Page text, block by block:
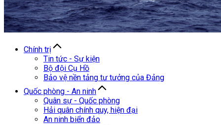
Chính trị
Tin tức - Sự kiện
Bộ đội Cụ Hồ
Bảo vệ nền tảng tư tưởng của Đảng
Quốc phòng - An ninh
Quân sự - Quốc phòng
Hải quân chính quy, hiện đại
An ninh biển đảo